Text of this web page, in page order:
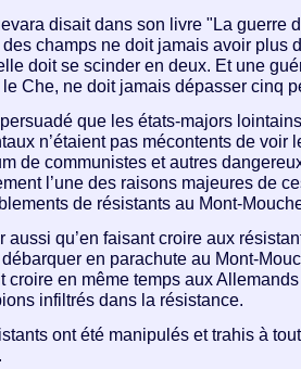
disait dans son livre "La guerre
champs ne doit jamais avoir plus
doit se scinder en deux. Et une
le Che, ne doit jamais dépasser cinq
que les états-majors
n’étaient pas mécontents de voir
de communistes et autres
l’une des raisons majeures de
de résistants au Mont-
aussi qu’en faisant croire aux
en parachute au Mont-
croire en même temps aux
infiltrés dans la résistance.
ont été manipulés et trahis à